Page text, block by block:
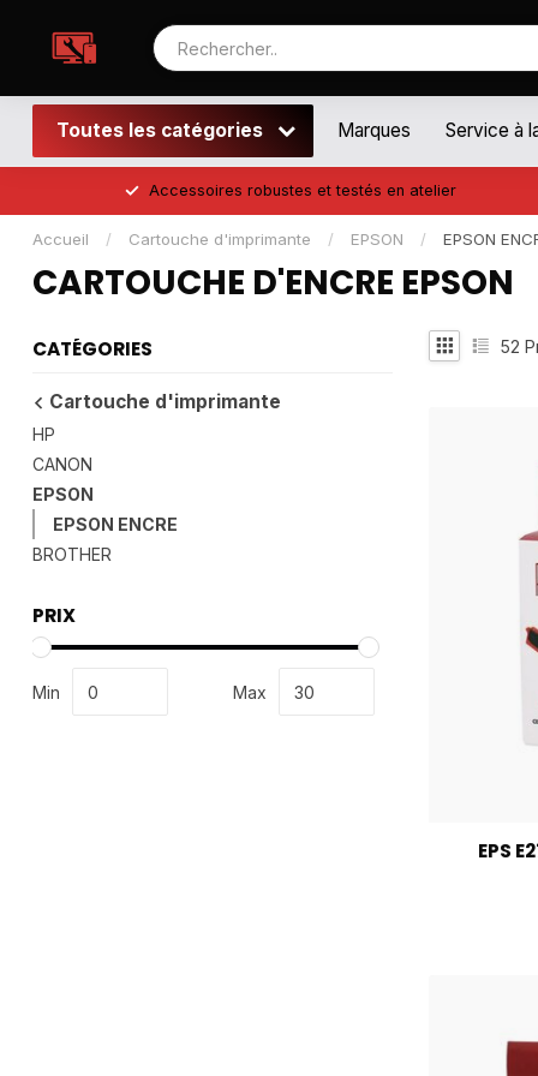
Toutes les catégories Marques Service à
Accessoires robustes et testés en atelier
Accueil / Cartouche d'imprimante / EPSON / EPSON
CARTOUCHE D'ENCRE EPSON
CATÉGORIES
Cartouche d'imprimante
HP
CANON
EPSON
EPSON ENCRE
BROTHER
PRIX
Min Max
52
EPS